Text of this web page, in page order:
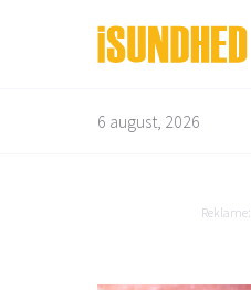
Børn og graviditet
6 august, 2026
Reklame: